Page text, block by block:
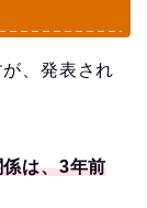
、発表され
は、3年前